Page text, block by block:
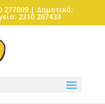
277809 | Δημοτικό:
2310 267433